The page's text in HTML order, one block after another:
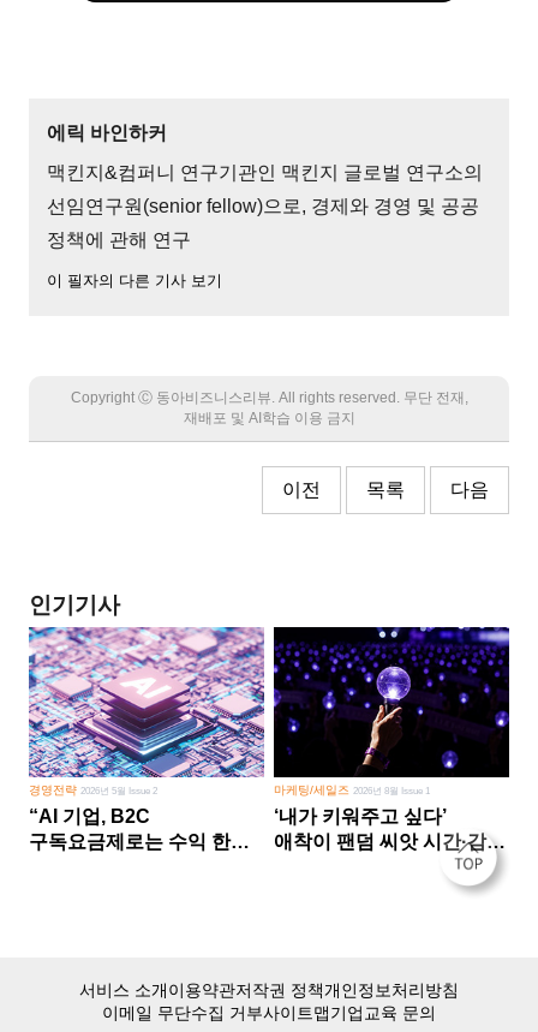
에릭 바인하커
맥킨지&컴퍼니 연구기관인 맥킨지 글로벌 연구소의
선임연구원(senior fellow)으로, 경제와 경영 및 공공
정책에 관해 연구
이 필자의 다른 기사 보기
Copyright Ⓒ 동아비즈니스리뷰. All rights reserved. 무단 전재,
재배포 및 AI학습 이용 금지
이전 목록 다음
인기기사
경영전략 2026년 5월 Issue 2
“AI 기업, B2C
구독요금제로는 수익 한계
마케팅/세일즈 2026년 8월 Issue 1
‘내가 키워주고 싶다’
애착이 팬덤 씨앗 시간·감정
서비스 소개이용약관저작권 정책개인정보처리방침
이메일 무단수집 거부사이트맵기업교육 문의